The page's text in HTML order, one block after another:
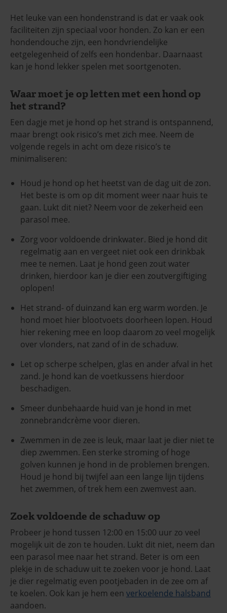
Het leuke van een hondenstrand is dat er vaak ook
faciliteiten zijn speciaal voor honden. Zo kan er een
hondendouche zijn, een hondvriendelijke
eetgelegenheid of zelfs een hondenbar. Daarnaast
kan je hond lekker spelen met soortgenoten.
Waar moet je op letten met een hond op
het strand?
Een dagje met je hond op het strand is ontspannend,
maar brengt ook risico’s met zich mee. Neem de
volgende regels in acht om deze risico’s te
minimaliseren:
Houd je hond op het heetst van de dag uit de zon.
Het beste is om op dit moment weer naar huis te
gaan. Lukt dit niet? Neem voor de zekerheid een
parasol mee.
Zorg voor voldoende drinkwater. Bied je hond dit
regelmatig aan en vergeet niet ook een drinkbak
mee te nemen. Laat je hond geen zout water
drinken, hierdoor kan je dier een zoutvergiftiging
oplopen!
Het strand- of duinzand kan erg warm worden. Je
hond moet hier blootvoets doorheen lopen. Houd
hier rekening mee en loop daarom zo veel mogelijk
over vlonders, nat zand of in de schaduw.
Let op scherpe schelpen, glas en ander afval in het
zand. Je hond kan de voetkussens hierdoor
beschadigen.
Smeer dunbehaarde huid van je hond in met
zonnebrandcrème voor dieren.
Zwemmen in de zee is leuk, maar laat je dier niet te
diep zwemmen. Een sterke stroming of hoge
golven kunnen je hond in de problemen brengen.
Houd je hond bij twijfel aan een lange lijn tijdens
het zwemmen, of trek hem een zwemvest aan.
Zoek voldoende de schaduw op
Probeer je hond tussen 12:00 en 15:00 uur zo veel
mogelijk uit de zon te houden. Lukt dit niet, neem dan
een parasol mee naar het strand. Beter is om een
plekje in de schaduw uit te zoeken voor je hond. Laat
je dier regelmatig even pootjebaden in de zee om af
te koelen. Ook kan je hem een verkoelende halsband
aandoen.